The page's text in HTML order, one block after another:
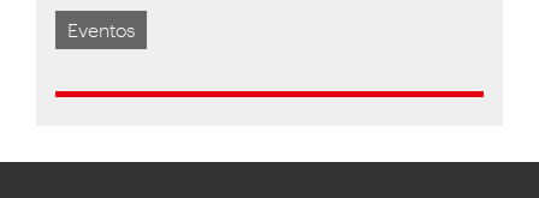
Eventos